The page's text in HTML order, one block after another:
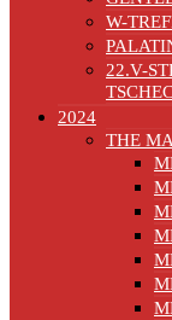
W-
22.V-
2024
THE